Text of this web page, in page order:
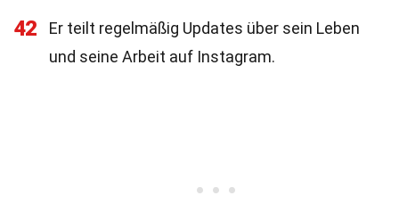
42
Er teilt regelmäßig Updates über sein Leben
und seine Arbeit auf Instagram.